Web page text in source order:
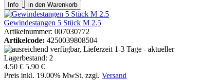
Info in den Warenkorb
Gewindestangen 5 Stück M 2.5
Artikelnummer: 007030772
Artikelcode: 4250039808504
4.50 € 5.90 €
Preis inkl. 19.00% MwSt. zzgl. Versand